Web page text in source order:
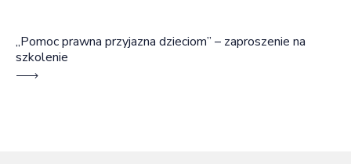
„Pomoc prawna przyjazna dzieciom” – zaproszenie na
szkolenie